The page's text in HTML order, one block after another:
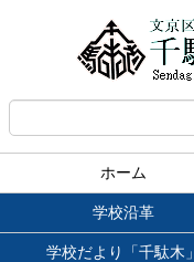
ホーム
学校沿革
学校だより「千駄木」